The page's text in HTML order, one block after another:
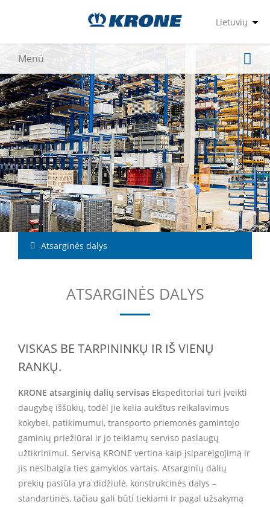
Atsarginės dalys
ATSARGINĖS DALYS
VISKAS BE TARPININKŲ IR IŠ VIENŲ
RANKŲ.
KRONE atsarginių dalių servisas Ekspeditoriai turi įveikti
daugybę iššūkių, todėl jie kelia aukštus reikalavimus
kokybei, patikimumui, transporto priemonės gamintojo
gaminių priežiūrai ir jo teikiamų serviso paslaugų
užtikrinimui. Servisą KRONE vertina kaip įsipareigojimą ir
jis nesibaigia ties gamyklos vartais. Atsarginių dalių
prekių pasiūla yra didžiulė, konstrukcinės dalys –
standartinės, tačiau gali būti tiekiami ir pagal užsakymą